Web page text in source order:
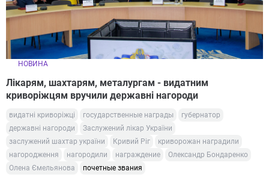
НОВИНА
Лікарям, шахтарям, металургам - видатним
криворіжцям вручили державні нагороди
видатні криворіжці государственные награды
губернатор
державні нагороди
Заслужений лікар України
заслужений шахтар україни
Кривий Ріг
криворожан наградили
нагородження
нагородили награждение
Олександр Бондаренко
Олена Ємельянова
почетные звания